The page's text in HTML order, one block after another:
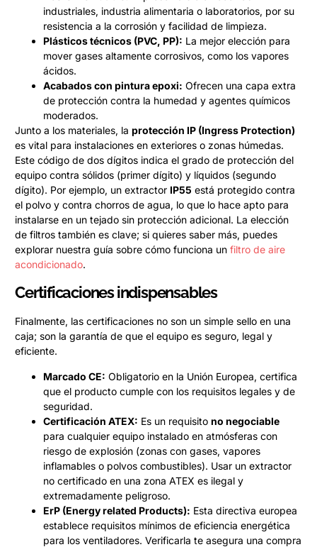
industriales, industria alimentaria o laboratorios, por su
resistencia a la corrosión y facilidad de limpieza.
Plásticos técnicos (PVC, PP): La mejor elección para
mover gases altamente corrosivos, como los vapores
ácidos.
Acabados con pintura epoxi: Ofrecen una capa extra
de protección contra la humedad y agentes químicos
moderados.
Junto a los materiales, la protección IP (Ingress Protection)
es vital para instalaciones en exteriores o zonas húmedas.
Este código de dos dígitos indica el grado de protección del
equipo contra sólidos (primer dígito) y líquidos (segundo
dígito). Por ejemplo, un extractor IP55 está protegido contra
el polvo y contra chorros de agua, lo que lo hace apto para
instalarse en un tejado sin protección adicional. La elección
de filtros también es clave; si quieres saber más, puedes
explorar nuestra guía sobre cómo funciona un filtro de aire
acondicionado.
Certificaciones indispensables
Finalmente, las certificaciones no son un simple sello en una
caja; son la garantía de que el equipo es seguro, legal y
eficiente.
Marcado CE: Obligatorio en la Unión Europea, certifica
que el producto cumple con los requisitos legales y de
seguridad.
Certificación ATEX: Es un requisito no negociable
para cualquier equipo instalado en atmósferas con
riesgo de explosión (zonas con gases, vapores
inflamables o polvos combustibles). Usar un extractor
no certificado en una zona ATEX es ilegal y
extremadamente peligroso.
ErP (Energy related Products): Esta directiva europea
establece requisitos mínimos de eficiencia energética
para los ventiladores. Verificarla te asegura una compra